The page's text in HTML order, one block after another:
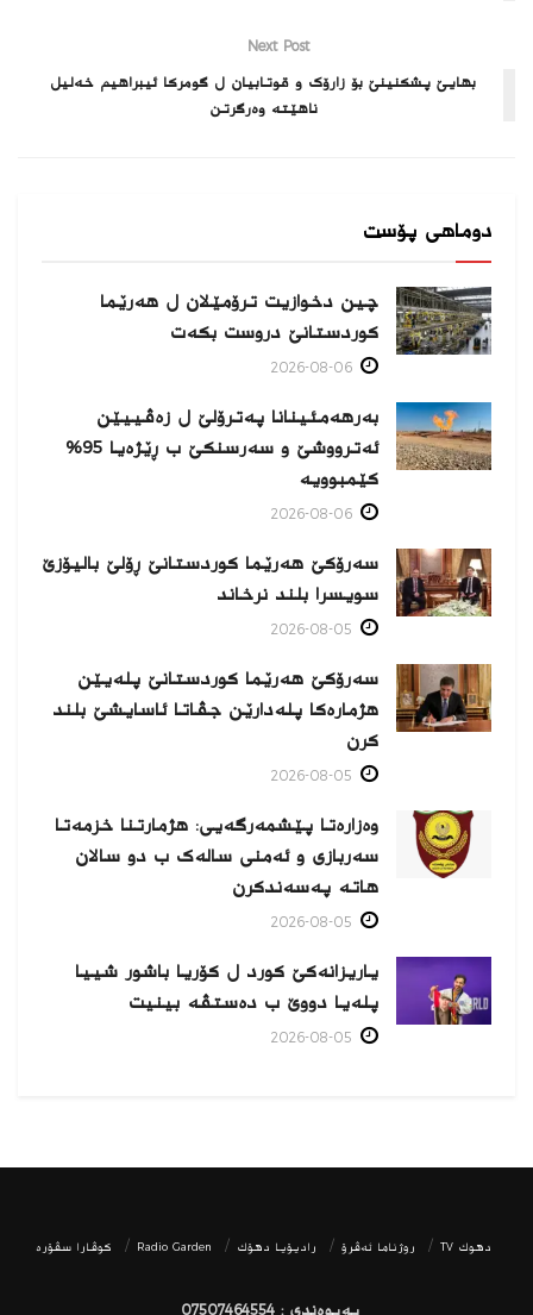
Next Post
بھایێ پشکنینێ بۆ زارۆک و قوتابیان ل گومرکا ئیبراھیم خەلیل
ناھێتە وەرگرتن
دوماهی پۆست
چین دخوازیت ترۆمێلان ل هەرێما
كوردستانێ دروست بكەت
بەرهەمئینانا په‌ترۆلێ ل زه‌ڤییێن
ئەترووشێ و سەرسنكێ ب ڕێژەیا 95%
كێمبوویە
سەرۆکێ هەرێما کوردستانێ ڕۆلێ بالیۆزێ
سویسرا بلند نرخاند
سەرۆکێ هەرێما کوردستانێ پلەیێن
هژمارەكا پلەدارێن جڤاتا ئاسایشێ بلند
كرن
وەزارەتا پێشمەرگەیی: هژمارتنا خزمەتا
سەربازی و ئەمنی سالەک ب دو سالان
هاتە پەسەندكرن
یاریزانەكێ کورد ل کۆریا باشور شییا
پلەیا دووێ ب دەستڤە بینیت
دھوك TV روژناما ئەڤرۆ رادیۆیا دهۆك Radio Garden كوڤارا سڤۆره‌